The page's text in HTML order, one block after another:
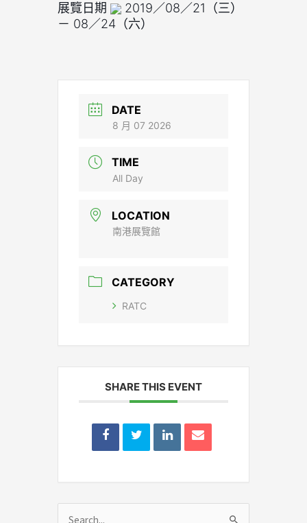
展覽日期
2019／08／21（三）
－ 08／24（六）
DATE
8 月 07 2026
TIME
All Day
LOCATION
南港展覽館
CATEGORY
RATC
SHARE THIS EVENT